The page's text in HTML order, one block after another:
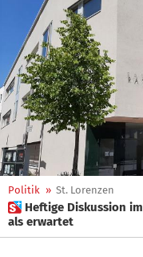
Politik » St. Lorenzen
 Heftige Diskussion im Gemeinderat: Dann kam alles anders
als erwartet